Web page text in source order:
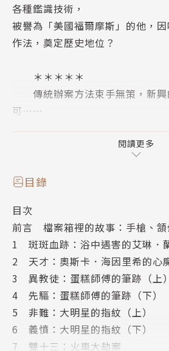
各種鑑識技術，
被譽為「美國福爾摩斯」的他，
作法，奠定歷史地位？
＊＊＊＊＊
傳統辦案方法束手無策，新興
可……
發明就廣獲大眾與司法界採信，
科學先鋒愛德華．奧斯卡．海因
大案中，將這些運用帶入眾人的視
►血濺型態分析——在校園高級
死於自家浴室，牆上滿是血跡。
ays the husband.」這句老話是
►筆跡分析、鑑識地質學——德
綁架，勒索信如何洩漏歹徒的職業
的沙子，如何與案發現場產生連結
►指紋學——飯店的狂歡酒宴中
消玉殞，喜劇泰斗捲入性侵害命疑
閱讀更多
目錄
目次
前言 檔案箱裡的故事：手槍、頷
1 斑斑血跡：浴中遇害的艾琳．
2 天才：奧斯卡．海因里希的心
3 異教徒：蛋糕師傅的筆跡（上）
4 先驅：蛋糕師傅的筆跡（下）
5 非難：大明星的指紋（上）
6 義憤：大明星的指紋（下）
7 雙十三：火車大劫案